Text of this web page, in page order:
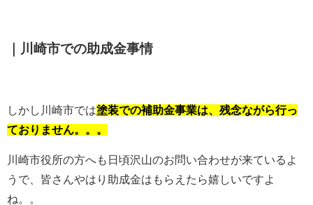
｜川崎市での助成金事情
しかし川崎市では塗装での補助金事業は、残念ながら行っ
ておりません。。。
川崎市役所の方へも日頃沢山のお問い合わせが来ているよ
うで、皆さんやはり助成金はもらえたら嬉しいですよ
ね。。